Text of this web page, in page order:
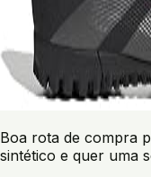
Boa rota de compra
sintético e quer uma